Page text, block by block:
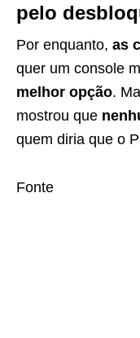
pelo
Por enquanto, as
quer um console
melhor opção.
mostrou que
quem diria que o
Fonte